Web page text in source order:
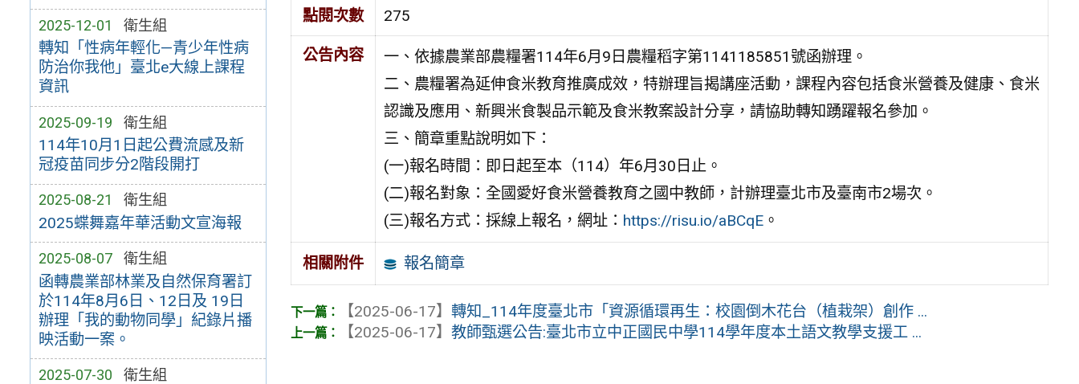
2025-12-01 衛生組
轉知「性病年輕化—青少年性病
防治你我他」臺北e大線上課程
資訊
2025-09-19 衛生組
114年10月1日起公費流感及新
冠疫苗同步分2階段開打
2025-08-21 衛生組
2025蝶舞嘉年華活動文宣海報
2025-08-07 衛生組
函轉農業部林業及自然保育署訂
於114年8月6日、12日及 19日
辦理「我的動物同學」紀錄片播
映活動一案。
2025-07-30 衛生組
點閱次數 275
公告內容
一、依據農業部農糧署114年6月9日農糧稻字第1141185851號函辦理。
二、農糧署為延伸食米教育推廣成效，特辦理旨揭講座活動，課程內容包括食米營養及健康、食米
認識及應用、新興米食製品示範及食米教案設計分享，請協助轉知踴躍報名參加。
三、簡章重點說明如下：
(一)報名時間：即日起至本（114）年6月30日止。
(二)報名對象：全國愛好食米營養教育之國中教師，計辦理臺北市及臺南市2場次。
(三)報名方式：採線上報名，網址： https://risu.io/aBCqE。
相關附件 報名簡章
【2025-06-17】轉知_114年度臺北市「資源循環再生：校園倒木花台（植栽架）創作 ...
【2025-06-17】教師甄選公告:臺北市立中正國民中學114學年度本土語文教學支援工 ...